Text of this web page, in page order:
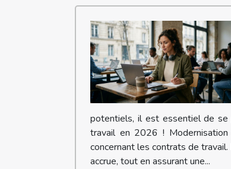
potentiels, il est essentiel de se
travail en 2026 !
concernant les contrats de
accrue, tout en assurant une...